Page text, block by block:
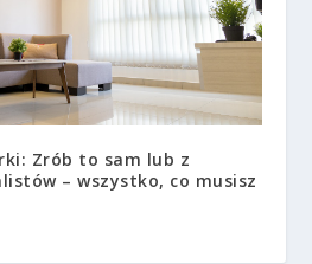
Zrób to sam lub z
– wszystko, co musisz